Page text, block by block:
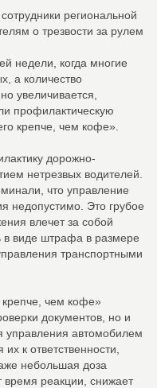
региональной
о трезвости за рулем
недели, когда многие
а количество
увеличивается,
профилактическую
крепче, чем кофе».
дорожно-
нетрезвых водителей.
что управление
недопустимо. Это грубое
влечет за собой
в виде штрафа в размере
транспортными
крепче, чем кофе»
документов, но и
управления автомобилем
к ответственности,
небольшая доза
время реакции, снижает